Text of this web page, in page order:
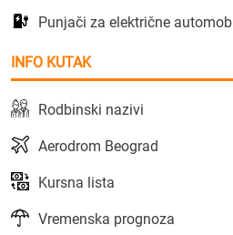
Punjači za električne
INFO KUTAK
Rodbinski nazivi
Aerodrom Beograd
Kursna lista
Vremenska prognoza